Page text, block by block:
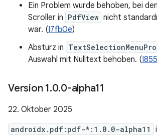
Ein Problem wurde behoben, bei
Scroller in PdfView nicht
war. (I7fb0e)
Absturz in
Auswahl mit Nulltext behoben. (
Version 1.0.0-alpha11
22. Oktober 2025
androidx.pdf:pdf-*:1.0.0-alpha11